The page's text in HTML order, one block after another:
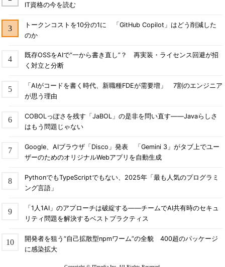
IT資格の今を読む
トークンコストを10分の1に 「GitHub Copilot」はどう削減した
のか
既存OSSをAIで“一から書き直し”？ 再実装・ライセンス回避が招
く対立と分断
「AIがコードを書く時代、新職種FDEが需要増」 7割のエンジニア
が思う理由
COBOLっぽさを残す「JaBOL」の是非を問い直す――Javaらしさ
はもう問題じゃない
Google、AIブラウザ「Disco」発表 「Gemini 3」がタブ上でユー
ザーのためのオリジナルWebアプリを自動生成
PythonでもTypeScriptでもない、2025年「最も人気のプログラミ
ング言語」
「1人1AI」のアプローチは破綻する――チームでAI共有時のセキュ
リティ問題を解決するベストプラクティス
開発者を狙う“自己拡散型npmワーム”の全貌 400超のパッケージ
に感染拡大